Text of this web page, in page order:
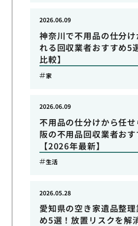
神奈川で不用品の仕分け
れる回収業者おすすめ5
比較】
2026.06.09
家
不用品の仕分けから任
阪の不用品回収業者お
【2026年最新】
2026.06.09
生活
愛知県の空き家遺品整
め5選！放置リスクを解
2026.05.28